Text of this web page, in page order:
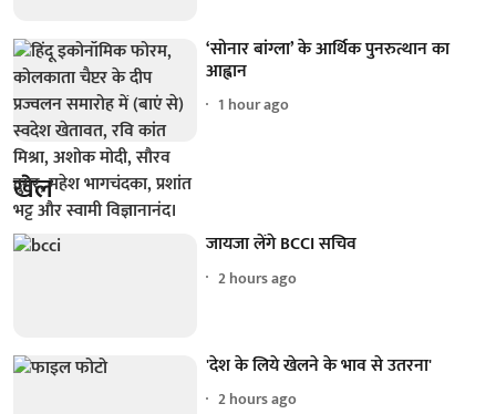
‘सोनार बांग्ला’ के आर्थिक पुनरुत्थान का
आह्वान
1 hour ago
खेल
जायजा लेंगे BCCI सचिव
2 hours ago
'देश के लिये खेलने के भाव से उतरना'
2 hours ago